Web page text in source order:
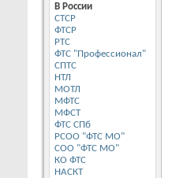
В России
CТСР
ФТСР
РТС
ФТС "Профессионал"
СПТС
НТЛ
МОТЛ
МФТС
МФСТ
ФТС СПб
РСОО "ФТС МО"
СОО "ФТС МО"
КО ФТС
НАСКТ